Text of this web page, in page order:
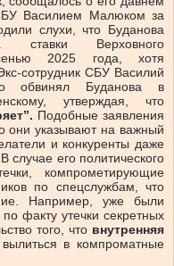
Василием Малюком за
слухи, что Буданова
Верховного
2025 года, хотя
сотрудник СБУ Василий
обвинял Буданова в
утверждая, что
Подобные заявления
указывают на важный
и конкуренты даже
случае его политического
компрометирующие
по спецслужбам, что
Например, уже были
факту утечки секретных
того, что внутренняя
в компроматные